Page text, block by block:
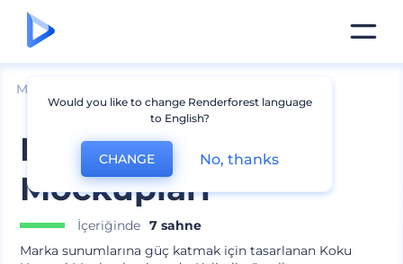
Mockuplar
Koku Haznesi
Mockupları
İçeriğinde 7 sahne
Marka sunumlarına güç katmak için tasarlanan Koku
Would you like to change Renderforest language
to English?
CHANGE No, thanks